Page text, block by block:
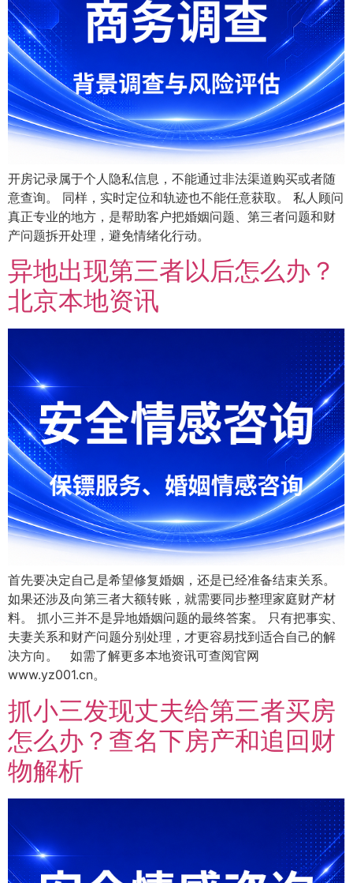
开房记录属于个人隐私信息，不能通过非法渠道购买或者随
意查询。 同样，实时定位和轨迹也不能任意获取。 私人顾问
真正专业的地方，是帮助客户把婚姻问题、第三者问题和财
产问题拆开处理，避免情绪化行动。
异地出现第三者以后怎么办？
北京本地资讯
首先要决定自己是希望修复婚姻，还是已经准备结束关系。
如果还涉及向第三者大额转账，就需要同步整理家庭财产材
料。 抓小三并不是异地婚姻问题的最终答案。 只有把事实、
夫妻关系和财产问题分别处理，才更容易找到适合自己的解
决方向。 如需了解更多本地资讯可查阅官网
www.yz001.cn。
抓小三发现丈夫给第三者买房
怎么办？查名下房产和追回财
物解析